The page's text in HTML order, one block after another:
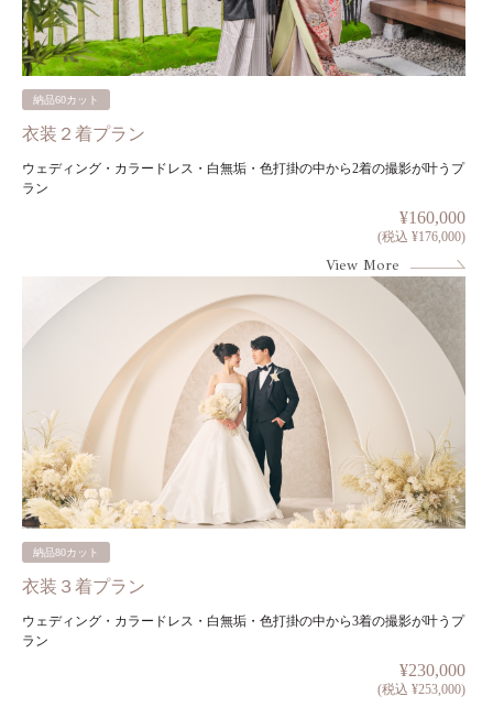
納品60カット
衣装２着プラン
ウェディング・カラードレス・白無垢・色打掛の中から2着の撮影が叶うプ
ラン
¥160,000
(税込 ¥176,000)
View More
納品80カット
衣装３着プラン
ウェディング・カラードレス・白無垢・色打掛の中から3着の撮影が叶うプ
ラン
¥230,000
(税込 ¥253,000)